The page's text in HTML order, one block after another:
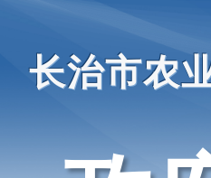
长治市农